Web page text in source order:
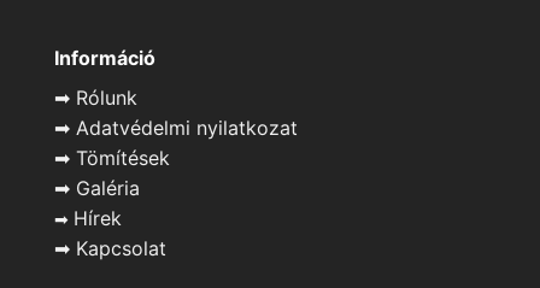
Információ
➡ Rólunk
➡ Adatvédelmi nyilatkozat
➡ Tömítések
➡ Galéria
➡ Hírek
➡ Kapcsolat